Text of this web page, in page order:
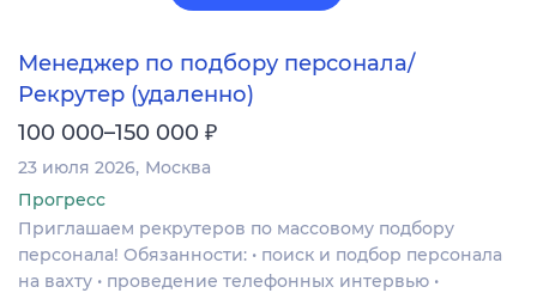
Менеджер по подбору персонала/
Рекрутер (удаленно)
100 000–150 000 ₽
23 июля 2026 Москва
Прогресс
Приглашаем рекрутеров по массовому подбору
персонала! Обязанности: • поиск и подбор персонала
на вахту • проведение телефонных интервью •